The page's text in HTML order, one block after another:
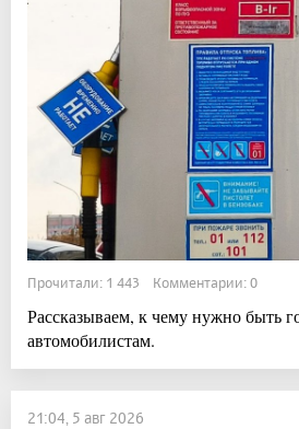
Прочитали: 1 443 Комментарии: 0
Рассказываем, к чему нужно быть
автомобилистам.
21:04, 5 авг 2026